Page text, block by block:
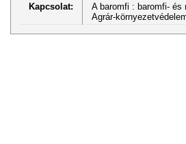
Kapcsolat:
A baromfi : baromfi-
Agrár-